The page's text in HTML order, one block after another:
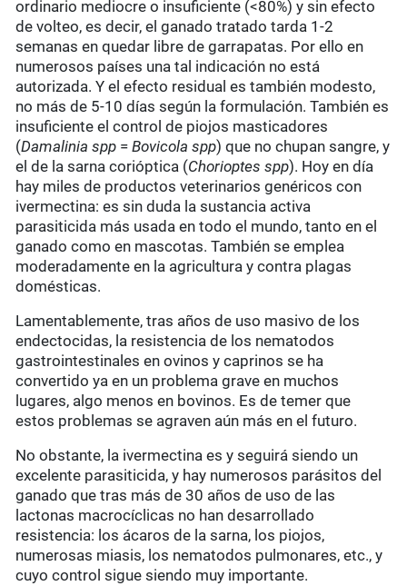
ordinario mediocre o insuficiente (<80%) y sin efecto
de volteo, es decir, el ganado tratado tarda 1-2
semanas en quedar libre de garrapatas. Por ello en
numerosos países una tal indicación no está
autorizada. Y el efecto residual es también modesto,
no más de 5-10 días según la formulación. También es
insuficiente el control de piojos masticadores
(Damalinia spp =Bovicola spp) que no chupan sangre, y
el de la sarna corióptica (Chorioptes spp). Hoy en día
hay miles de productos veterinarios genéricos con
ivermectina: es sin duda la sustancia activa
parasiticida más usada en todo el mundo, tanto en el
ganado como en mascotas. También se emplea
moderadamente en la agricultura y contra plagas
domésticas.
Lamentablemente, tras años de uso masivo de los
endectocidas, la resistencia de los nematodos
gastrointestinales en ovinos y caprinos se ha
convertido ya en un problema grave en muchos
lugares, algo menos en bovinos. Es de temer que
estos problemas se agraven aún más en el futuro.
No obstante, la ivermectina es y seguirá siendo un
excelente parasiticida, y hay numerosos parásitos del
ganado que tras más de 30 años de uso de las
lactonas macrocíclicas no han desarrollado
resistencia: los ácaros de la sarna, los piojos,
numerosas miasis, los nematodos pulmonares, etc., y
cuyo control sigue siendo muy importante.